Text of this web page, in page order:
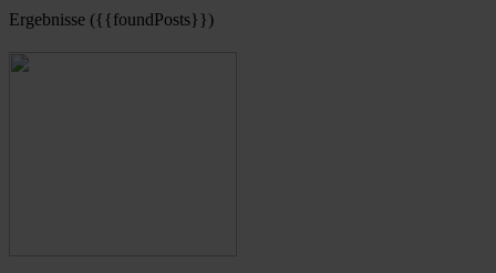
Ergebnisse ({{foundPosts}})